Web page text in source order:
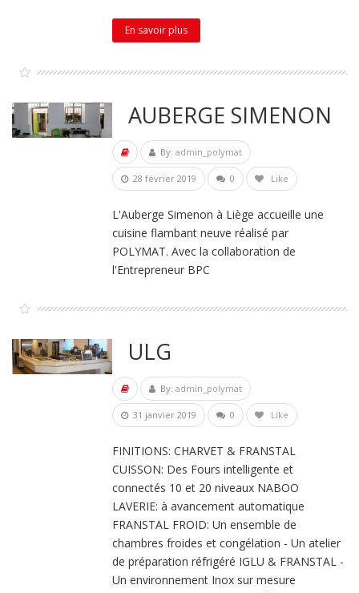
En savoir plus
AUBERGE SIMENON
By:admin_polymat
28 février 2019 0 Like
L'Auberge Simenon à Liège accueille une
cuisine flambant neuve réalisé par
POLYMAT. Avec la collaboration de
l'Entrepreneur BPC
ULG
By:admin_polymat
31 janvier 2019 0 Like
FINITIONS: CHARVET & FRANSTAL
CUISSON: Des Fours intelligente et
connectés 10 et 20 niveaux NABOO
LAVERIE: à avancement automatique
FRANSTAL FROID: Un ensemble de
chambres froides et congélation - Un atelier
de préparation réfrigéré IGLU & FRANSTAL -
Un environnement Inox sur mesure